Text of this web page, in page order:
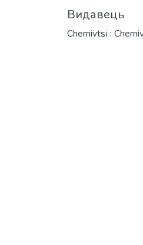
Видавець
Chernivtsі :